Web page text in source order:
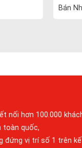
Bán
nối hơn 100.000
toàn quốc,
đứng vị trí số 1 trên